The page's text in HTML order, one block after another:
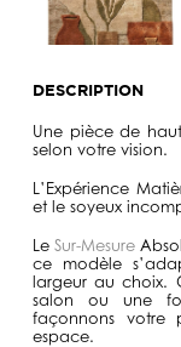
DESCRIPTION
Une pièce de
selon votre vision.
L’Expérience
et le soyeux
LeSur-Mesure
ce modèle
largeur au choix.
salon ou une
façonnons votre
espace.